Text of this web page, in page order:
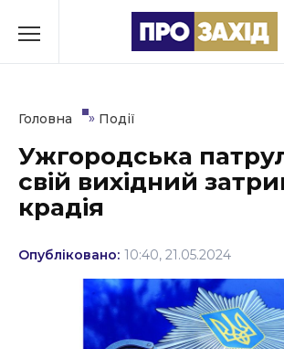
до
Культура
Освіта
Події
Політика
Головна » Події
Ужгородська
свій вихідний
крадія
Опубліковано: 10:40, 21.05.2024